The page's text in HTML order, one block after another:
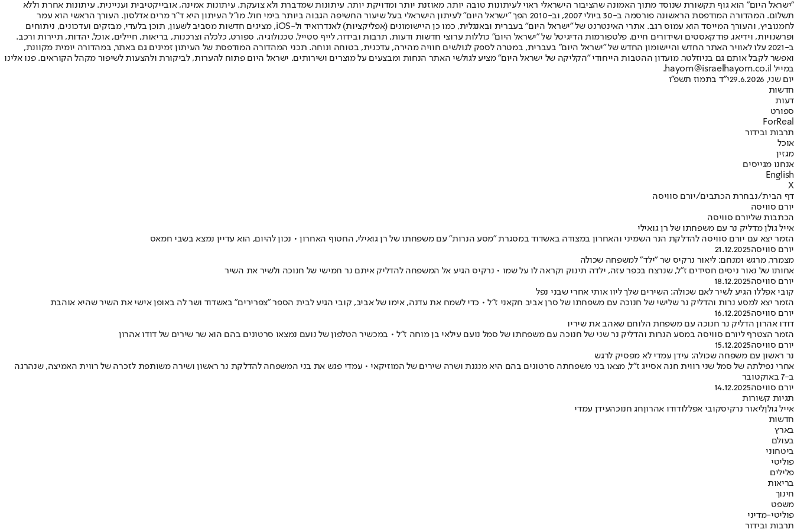
"ישראל היום" הוא גוף תקשורת שנוסד מתוך האמונה שהציבור הישראלי ראוי לעיתונות טובה יותר, מאוזנת יותר ומדויקת יותר. עיתונות שמדברת ולא צועקת. עיתונות אמינה, אובייקטיבית ועניינית. עיתונות אחרת וללא
תשלום. המהדורה המודפסת הראשונה פורסמה ב-30 ביולי 2007, וב-2010 הפך "ישראל היום" לעיתון הישראלי בעל שיעור החשיפה הגבוה ביותר בימי חול. מו"ל העיתון היא ד"ר מרים אדלסון. העורך הראשי הוא עמר
לחמנוביץ, והעורך המייסד הוא עמוס רגב. אתרי האינטרנט של "ישראל היום" בעברית ובאנגלית, כמו כן היישומונים (אפליקציות) לאנדרואיד ול-iOS, מציגים חדשות מסביב לשעון, תוכן בלעדי, מבזקים ועדכונים, ניתוחים
ופרשנויות, וידיאו, פודקאסטים ושידורים חיים. פלטפורמות הדיגיטל של "ישראל היום" כוללות ערוצי חדשות ודעות, תרבות ובידור, לייף סטייל, טכנולוגיה, ספורט, כלכלה וצרכנות, בריאות, חיילים, אוכל, יהדות, תיירות ורכב.
ב-2021 עלו לאוויר האתר החדש והיישומון החדש של "ישראל היום" בעברית, במטרה לספק לגולשים חוויה מהירה, עדכנית, בטוחה ונוחה. תכני המהדורה המודפסת של העיתון זמינים גם באתר, במהדורה יומית מקוונת,
ואפשר לקבל אותם גם בניוזלטר. מועדון ההטבות הייחודי "הקליקה של ישראל היום" מציע לגולשי האתר הנחות ומבצעים על מוצרים ושירותים. ישראל היום פתוח להערות, לביקורת ולהצעות לשיפור מקהל הקוראים. פנו אלינו
במייל hayom@israelhayom.co.il.
יום שני, 29.6.2026
י"ד בתמוז תשפ"ו
חדשות
דעות
ספורט
ForReal
תרבות ובידור
אוכל
מגזין
אנחנו מגייסים
English
X
דף הבית/נבחרת הכתבים/יורם סוויסה
יורם סוויסה
הכתבות שליורם סוויסה
אייל גולן מדליק נר עם משפחתו של רן גואילי
הזמר יצא עם יורם סוויסה להדלקת הנר השמיני והאחרון במצודה באשדוד במסגרת "מסע הנרות" עם משפחתו של רן גואילי, החטוף האחרון • נכון להיום, הוא עדיין נמצא בשבי חמאס
יורם סוויסה21.12.2025
מצמרר, מרגש ומנחם: ליאור נרקיס שר "ילד" למשפחה שכולה
אחותו של נאור ניסים חסידים ז"ל, שנרצח בכפר עזה, ילדה תינוק וקראה לו על שמו • נרקיס הגיע אל המשפחה להדליק איתם נר חמישי של חנוכה ולשיר את השיר
יורם סוויסה18.12.2025
קובי אפללו הגיע לשיר לאם שכולה: השירים שלך ליוו אותי אחרי שבני נפל
הזמר יצא למסע נרות והדליק נר שלישי של חנוכה עם משפחתו של סרן אביב חקאני ז"ל • כדי לשמח את עדנה, אימו של אביב, קובי הגיע לבית הספר "צפרירים" באשדוד ושר לה באופן אישי את השיר שהיא אוהבת
יורם סוויסה16.12.2025
דודו אהרון הדליק נר חנוכה עם משפחת הלוחם שאהב את שיריו
הזמר הצטרף ליורם סוויסה במסע הנרות והדליק נר שני של חנוכה עם משפחתו של סמל נועם עילאי בן מוחה ז"ל • במכשיר הטלפון של נועם נמצאו סרטונים בהם הוא שר שירים של דודו אהרון
יורם סוויסה15.12.2025
נר ראשון עם משפחה שכולה: עידן עמדי לא מפסיק לרגש
אחרי נפילתה של סמל שני רווית חנה אסייג ז"ל, מצאו בני משפחתה סרטונים בהם היא מנגנת ושרה שירים של המוזיקאי • עמדי פגש את בני המשפחה להדלקת נר ראשון ושירה משותפת לזכרה של רווית האמיצה, שנהרגה
ב-7 באוקטובר
יורם סוויסה14.12.2025
תגיות קשורות
אייל גולןליאור נרקיסקובי אפללודודו אהרוןחג חנוכהעידן עמדי
חדשות
בארץ
בעולם
ביטחוני
פוליטי
פלילים
בריאות
חינוך
משפט
פוליטי-מדיני
תרבות ובידור